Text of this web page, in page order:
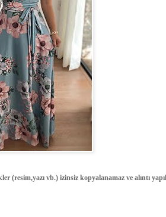
(resim,yazı vb.) izinsiz kopyalanamaz ve alıntı